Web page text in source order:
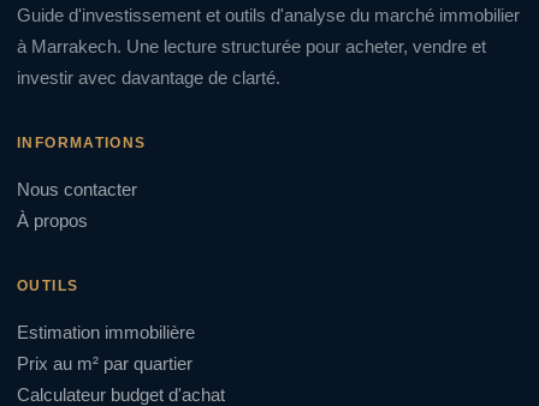
Guide d'investissement et outils d'analyse du marché immobilier
à Marrakech. Une lecture structurée pour acheter, vendre et
investir avec davantage de clarté.
INFORMATIONS
Nous contacter
À propos
OUTILS
Estimation immobilière
Prix au m² par quartier
Calculateur budget d'achat